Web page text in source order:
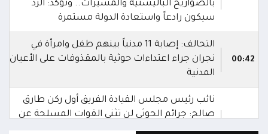
بالصواريخ الباليستية والمسيرات.. وتؤكد: الرد
سيكون رادعاً واستعادة الدولة مستمرة
00:42
التحالف: إصابة 11 مدنياً بينهم طفل وامرأة في
نجران جراء اعتداءات حوثية بالمقذوفات على الأعيان
المدنية
نائب رئيس مجلس القيادة الفريق أول ركن طارق
صالح: جرائم الحوثي لن تثني القوات المسلحة عن
أداء واجبها الوطني واستعادة الدولة وعاصمتها